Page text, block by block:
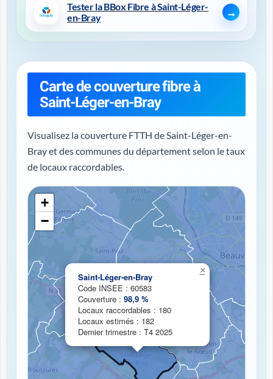
Tester la BBox Fibre à Saint-Léger-
en-Bray
Carte de couverture fibre à
Saint-Léger-en-Bray
Visualisez la couverture FTTH de Saint-Léger-en-
Bray et des communes du département selon le taux
de locaux raccordables.
Chargement de la carte de couverture fibre...
Saint-Léger-en-Bray
Code INSEE : 60583
Couverture : 98,9 %
Locaux raccordables : 180
Locaux estimés : 182
Dernier trimestre : T4 2025
×
+
−